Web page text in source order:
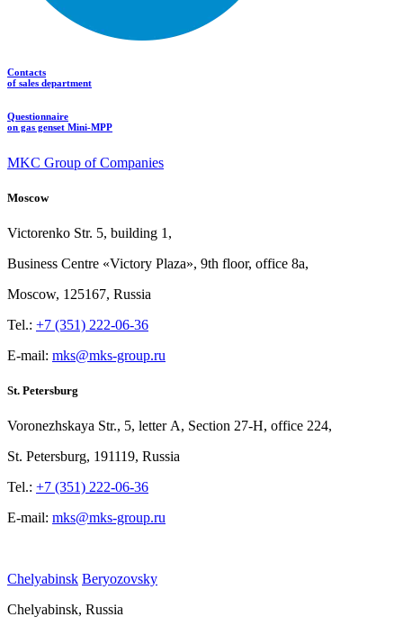
Contacts
of sales department
Questionnaire
on gas genset Mini-MPP
MKC Group of Companies
Moscow
Victorenko Str. 5, building 1,
Business Centre «Victory Plaza», 9th floor, office 8a,
Moscow, 125167, Russia
Tel.: +7 (351) 222-06-36
E-mail: mks@mks-group.ru
St. Petersburg
Voronezhskaya Str., 5, letter A, Section 27-Н, office 224,
St. Petersburg, 191119, Russia
Tel.: +7 (351) 222-06-36
E-mail: mks@mks-group.ru
Chelyabinsk Beryozovsky
Chelyabinsk, Russia